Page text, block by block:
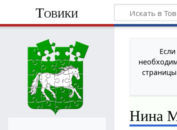
Товики
Нина